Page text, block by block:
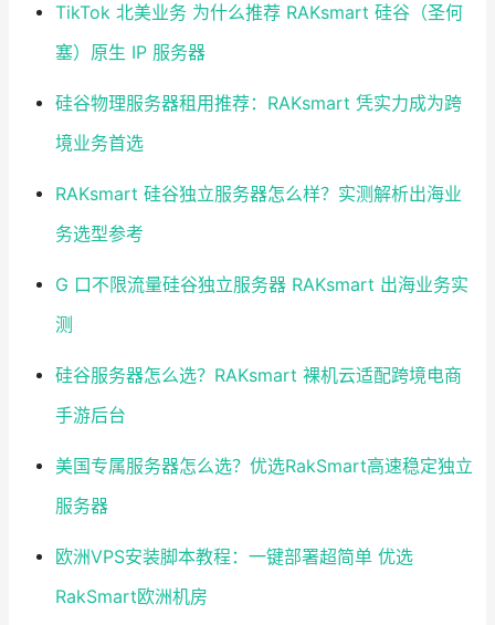
TikTok 北美业务 为什么推荐 RAKsmart 硅谷（圣何
塞）原生 IP 服务器
硅谷物理服务器租用推荐：RAKsmart 凭实力成为跨
境业务首选
RAKsmart 硅谷独立服务器怎么样？实测解析出海业
务选型参考
G 口不限流量硅谷独立服务器 RAKsmart 出海业务实
测
硅谷服务器怎么选？RAKsmart 裸机云适配跨境电商
手游后台
美国专属服务器怎么选？优选RakSmart高速稳定独立
服务器
欧洲VPS安装脚本教程：一键部署超简单 优选
RakSmart欧洲机房